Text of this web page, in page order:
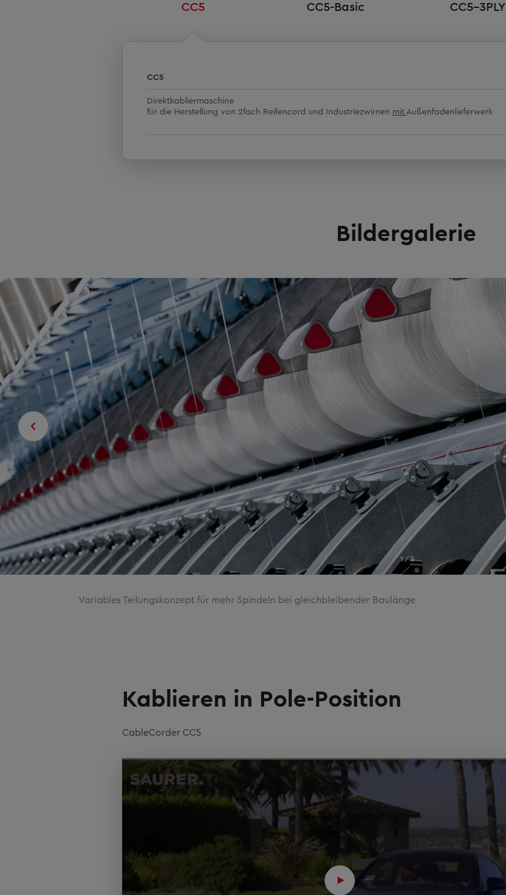
CC5 CC5-Basic CC5-3PLY
CC5
Direktkabliermaschine
für die Herstellung von 2fach Reifencord und Industriezwirnen mit Außenfadenlieferwerk
Bildergalerie
1/5
Variables Teilungskonzept für mehr Spindeln bei gleichbleibender Baulänge
Kablieren in Pole-Position
CableCorder CC5